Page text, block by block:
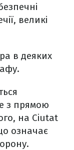
великі
в деяких
з прямою
на Ciutat
означає